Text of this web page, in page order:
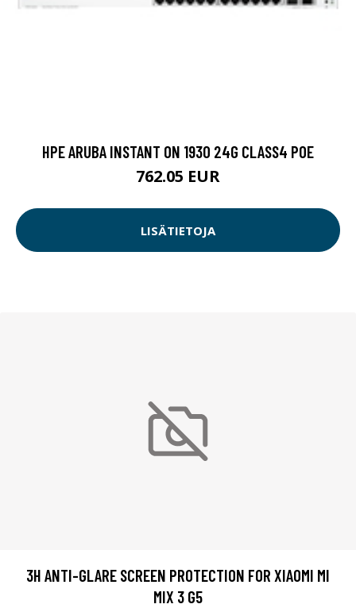
HPE ARUBA INSTANT ON 1930 24G CLASS4 POE
762.05 EUR
LISÄTIETOJA
3H ANTI-GLARE SCREEN PROTECTION FOR XIAOMI MI
MIX 3 G5